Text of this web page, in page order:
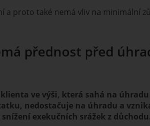
a proto také nemá vliv na minimální
přednost před
klienta ve výši, která sahá na
nedostačuje na úhradu a
exekučních srážek z důchodu.